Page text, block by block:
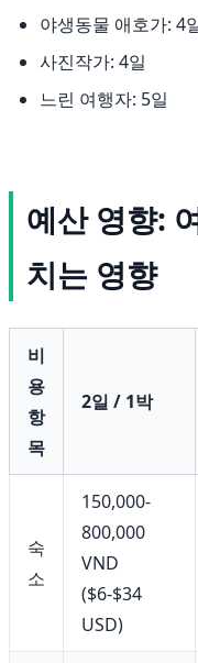
야생동물 애호가: 4
사진작가: 4일
느린 여행자: 5일
예산 영향:
치는 영향
비
용
항
목
2일 / 1박
숙
소
150,000-
800,000
VND
($6-$34
USD)